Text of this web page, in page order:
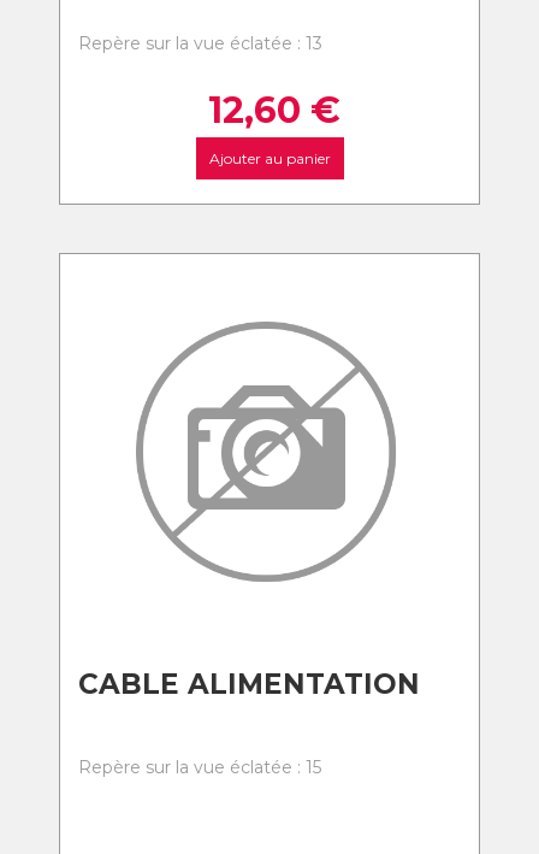
Repère sur la vue éclatée : 13
12,60 €
Ajouter au panier
CABLE ALIMENTATION
Repère sur la vue éclatée : 15